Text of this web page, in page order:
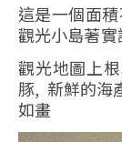
這是一個面
觀光小島著實
觀光地圖上
豚, 新鮮的海
如畫